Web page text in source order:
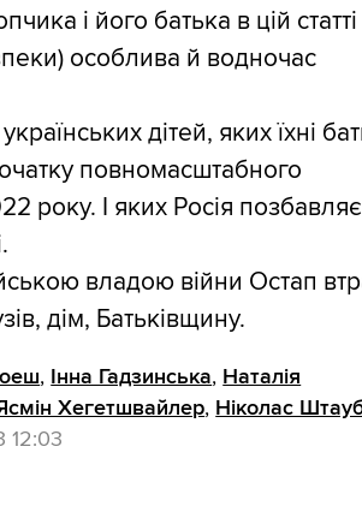
і його батька в цій статті
особлива й водночас
дітей, яких їхні
повномасштабного
року. І яких Росія позбавляє
владою війни Остап
дім, Батьківщину.
, Інна Гадзинська, Наталія
Хегетшвайлер, Ніколас
12:03